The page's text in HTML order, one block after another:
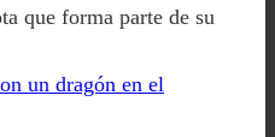
que forma parte de su